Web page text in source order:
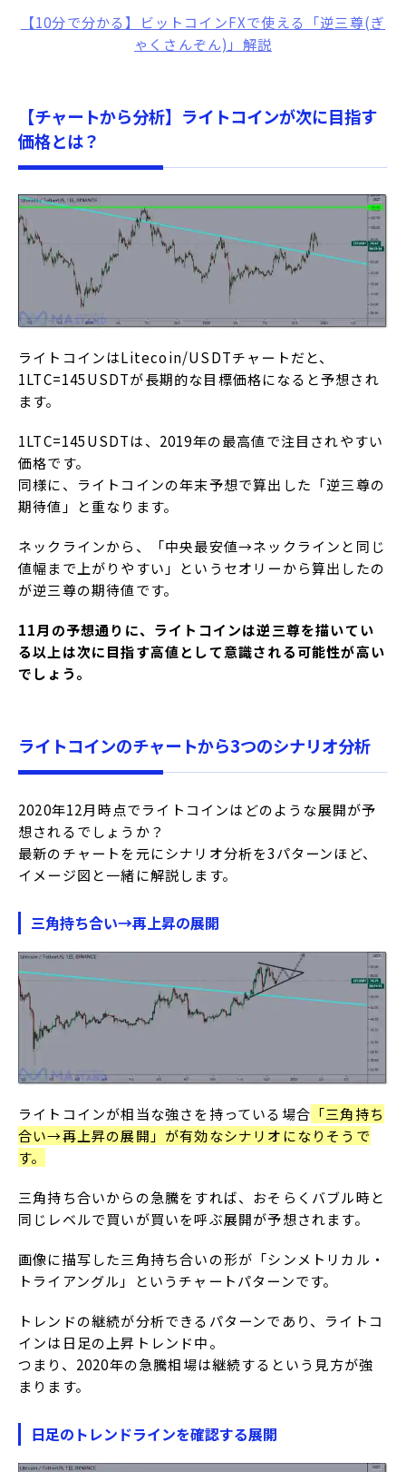
【10分で分かる】ビットコインFXで使える「逆三尊(ぎ
ゃくさんぞん)」解説
【チャートから分析】ライトコインが次に目指す
価格とは？
ライトコインはLitecoin/USDTチャートだと、
1LTC=145USDTが長期的な目標価格になると予想され
ます。
1LTC=145USDTは、2019年の最高値で注目されやすい
価格です。
同様に、ライトコインの年末予想で算出した「逆三尊の
期待値」と重なります。
ネックラインから、「中央最安値→ネックラインと同じ
値幅まで上がりやすい」というセオリーから算出したの
が逆三尊の期待値です。
11月の予想通りに、ライトコインは逆三尊を描いてい
る以上は次に目指す高値として意識される可能性が高い
でしょう。
ライトコインのチャートから3つのシナリオ分析
2020年12月時点でライトコインはどのような展開が予
想されるでしょうか？
最新のチャートを元にシナリオ分析を3パターンほど、
イメージ図と一緒に解説します。
三角持ち合い→再上昇の展開
ライトコインが相当な強さを持っている場合 「三角持ち
合い→再上昇の展開」が有効なシナリオになりそうで
す。
三角持ち合いからの急騰をすれば、おそらくバブル時と
同じレベルで買いが買いを呼ぶ展開が予想されます。
画像に描写した三角持ち合いの形が「シンメトリカル・
トライアングル」というチャートパターンです。
トレンドの継続が分析できるパターンであり、ライトコ
インは日足の上昇トレンド中。
つまり、2020年の急騰相場は継続するという見方が強
まります。
日足のトレンドラインを確認する展開